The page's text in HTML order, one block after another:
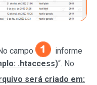
campo
informe
.htaccess)“. No
será criado em: